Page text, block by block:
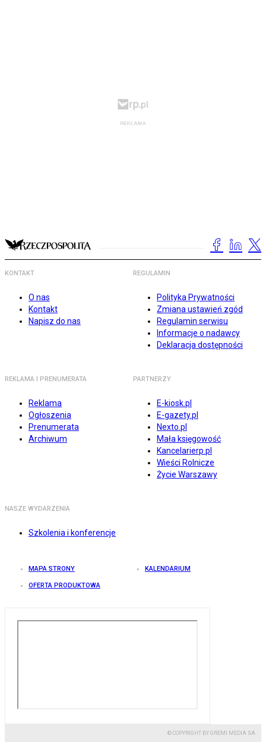
KONTAKT
O nas
Kontakt
Napisz do nas
REGULAMIN
Polityka Prywatności
Zmiana ustawień zgód
Regulamin serwisu
Informacje o nadawcy
Deklaracja dostępności
REKLAMA I PRENUMERATA
Reklama
Ogłoszenia
Prenumerata
Archiwum
PARTNERZY
E-kiosk.pl
E-gazety.pl
Nexto.pl
Mała księgowość
Kancelarierp.pl
Wieści Rolnicze
Życie Warszawy
NASZE WYDARZENIA
Szkolenia i konferencje
MAPA STRONY KALENDARIUM
OFERTA PRODUKTOWA
© COPYRIGHT BY GREMI MEDIA SA